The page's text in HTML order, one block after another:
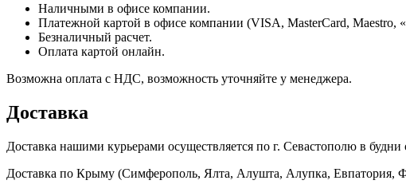
Наличными в офисе компании.
Платежной картой в офисе компании (VISA, MasterCard, Maestro,
Безналичный расчет.
Оплата картой онлайн.
Возможна оплата с НДС, возможность уточняйте у менеджера.
Доставка
Доставка нашими курьерами осуществляется по г. Севастополю в будни
Доставка по Крыму (Симферополь, Ялта, Алушта, Алупка, Евпатория,